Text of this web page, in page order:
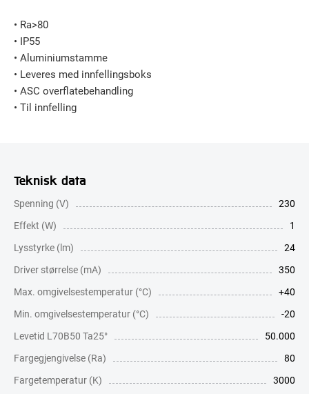
• Ra>80
• IP55
• Aluminiumstamme
• Leveres med innfellingsboks
• ASC overflatebehandling
• Til innfelling
Teknisk data
Spenning (V)
230
Effekt (W)
1
Lysstyrke (lm)
24
Driver størrelse (mA)
350
Max. omgivelsestemperatur (°C)
+40
Min. omgivelsestemperatur (°C)
-20
Levetid L70B50 Ta25°
50.000
Fargegjengivelse (Ra)
80
Fargetemperatur (K)
3000